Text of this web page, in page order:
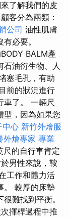
了解我們的皮
客分為兩類：
公司 油性肌膚
必要。
BALM產
石油衍生物、人
塞毛孔，有助
前的狀況進行
車了。 一輛尺
型，因為如果您
中心 新竹外燴服
外燴專家 專業
尺的自行車肯定
男性來說，鞍
工作和體力活
。 較厚的床墊
難找到平衡。
揮桿過程中推